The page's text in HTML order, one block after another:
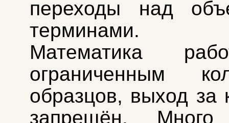
переходы над
терминами.
Математика
ограниченным
образцов, выход за
запрещён.